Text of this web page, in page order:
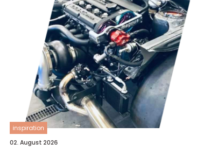
inspiration
02. August 2026